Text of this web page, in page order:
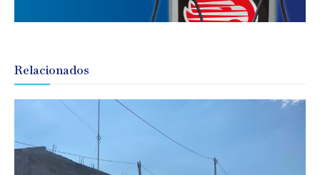
Relacionados